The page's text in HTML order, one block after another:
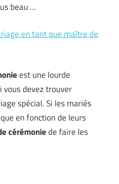
beau …
en tant que maître de
est une lourde
devez trouver
spécial. Si les mariés
en fonction de leurs
cérémoniede faire les